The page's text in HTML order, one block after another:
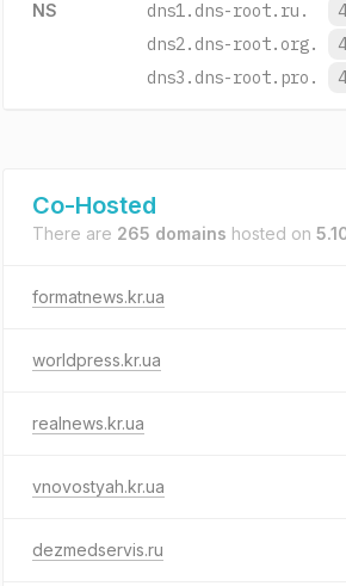
NS dns1.dns-root.ru.
dns2.dns-root.org.
dns3.dns-root.pro.
Co-Hosted
There are 265 domains hosted on
formatnews.kr.ua
worldpress.kr.ua
realnews.kr.ua
vnovostyah.kr.ua
dezmedservis.ru